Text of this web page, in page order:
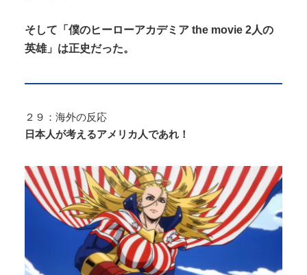
そして「僕のヒーローアカデミア the movie 2人の
英雄」は正史だった。
２９：海外の反応
日本人が考えるアメリカ人であれ！